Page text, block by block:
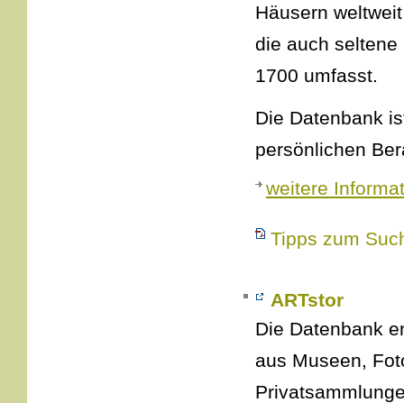
Häusern
die auch
1700 umfasst.
Die Datenbank
persönlichen
weitere
Tipps zum
ARTstor
Die Datenbank
aus Museen,